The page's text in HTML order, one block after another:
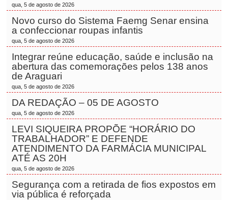
qua, 5 de agosto de 2026
Novo curso do Sistema Faemg Senar ensina
a confeccionar roupas infantis
qua, 5 de agosto de 2026
Integrar reúne educação, saúde e inclusão na
abertura das comemorações pelos 138 anos
de Araguari
qua, 5 de agosto de 2026
DA REDAÇÃO – 05 DE AGOSTO
qua, 5 de agosto de 2026
LEVI SIQUEIRA PROPÕE “HORÁRIO DO
TRABALHADOR” E DEFENDE
ATENDIMENTO DA FARMÁCIA MUNICIPAL
ATÉ AS 20H
qua, 5 de agosto de 2026
Segurança com a retirada de fios expostos em
via pública é reforçada